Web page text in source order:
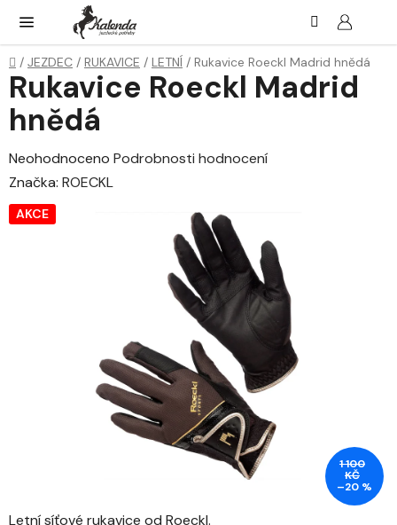
obsah
Domů
/ JEZDEC / RUKAVICE / LETNÍ / Rukavice Roeckl Madrid hnědá
Letní síťové rukavice od Roeckl.
Rukavice Roeckl Madrid
hnědá
Průměrné
hodnocení
produktu
je
Neohodnoceno Podrobnosti hodnocení
Značka: ROECKL
AKCE
1 100
KČ
–20 %